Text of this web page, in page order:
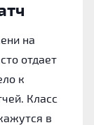
на
отдает
к
Класс
в